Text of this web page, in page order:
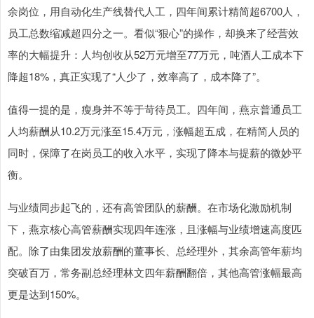
余岗位，用自动化生产线替代人工，四年间累计精简超6700人，
员工总数缩减超四分之一。看似“狠心”的操作，却换来了经营效
率的大幅提升：人均创收从52万元增至77万元，吨酒人工成本下
降超18%，真正实现了“人少了，效率高了，成本降了”。
值得一提的是，瘦身并不等于苛待员工。四年间，燕京普通员工
人均薪酬从10.2万元涨至15.4万元，涨幅超五成，在精简人员的
同时，保障了在岗员工的收入水平，实现了降本与提薪的微妙平
衡。
与业绩同步起飞的，还有高管团队的薪酬。在市场化激励机制
下，燕京核心高管薪酬实现四年连涨，且涨幅与业绩增速高度匹
配。除了由集团发放薪酬的董事长、总经理外，其余高管年薪均
突破百万，常务副总经理林文四年薪酬翻倍，其他高管涨幅最高
更是达到150%。